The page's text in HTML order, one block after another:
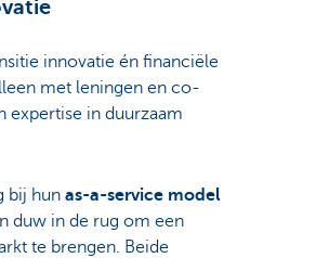
innovatie én financiële
met leningen en co-
expertise in duurzaam
bij hun as-a-service model
duw in de rug om een
te brengen. Beide